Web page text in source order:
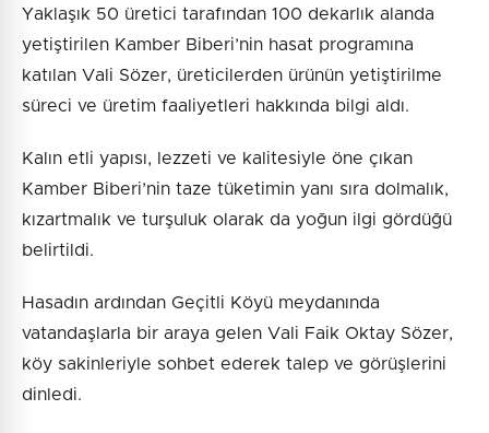
Yaklaşık 50 üretici tarafından 100 dekarlık alanda
yetiştirilen Kamber Biberi’nin hasat programına
katılan Vali Sözer, üreticilerden ürünün yetiştirilme
süreci ve üretim faaliyetleri hakkında bilgi aldı.
Kalın etli yapısı, lezzeti ve kalitesiyle öne çıkan
Kamber Biberi’nin taze tüketimin yanı sıra dolmalık,
kızartmalık ve turşuluk olarak da yoğun ilgi gördüğü
belirtildi.
Hasadın ardından Geçitli Köyü meydanında
vatandaşlarla bir araya gelen Vali Faik Oktay Sözer,
köy sakinleriyle sohbet ederek talep ve görüşlerini
dinledi.